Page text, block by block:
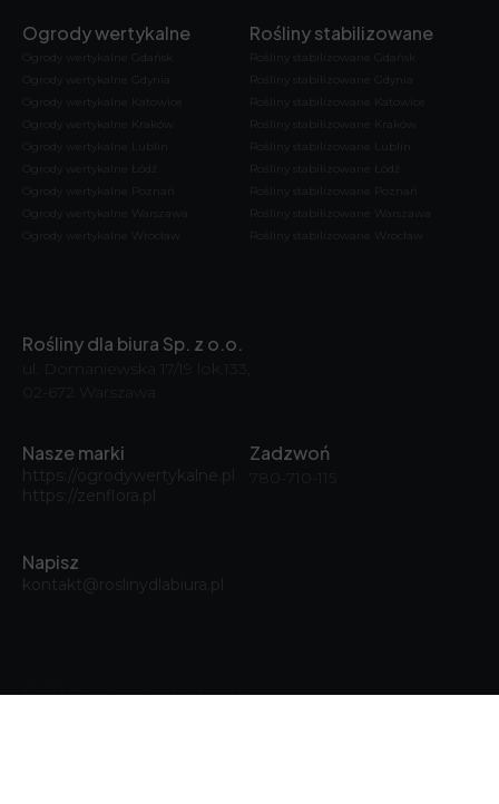
Ogrody wertykalne
Ogrody wertykalne Gdańsk
Ogrody wertykalne Gdynia
Ogrody wertykalne Katowice
Ogrody wertykalne Kraków
Ogrody wertykalne Lublin
Ogrody wertykalne Łódź
Ogrody wertykalne Poznań
Ogrody wertykalne Warszawa
Ogrody wertykalne Wrocław
Rośliny stabilizowane
Rośliny stabilizowane Gdańsk
Rośliny stabilizowane Gdynia
Rośliny stabilizowane Katowice
Rośliny stabilizowane Kraków
Rośliny stabilizowane Lublin
Rośliny stabilizowane Łódź
Rośliny stabilizowane Poznań
Rośliny stabilizowane Warszawa
Rośliny stabilizowane Wrocław
Rośliny dla biura Sp. z o.o.
ul. Domaniewska 17/19 lok.133,
02-672 Warszawa
Nasze marki
https://ogrodywertykalne.pl
https://zenflora.pl
Zadzwoń
780-710-115
Napisz
kontakt@roslinydlabiura.pl
© 2026, Rośliny dla biura